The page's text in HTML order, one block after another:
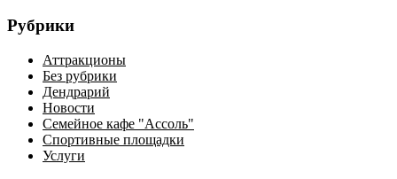
Рубрики
Аттракционы
Без рубрики
Дендрарий
Новости
Семейное кафе "Ассоль"
Спортивные площадки
Услуги